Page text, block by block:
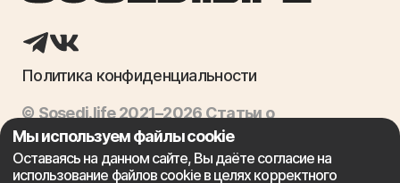
Политика конфиденциальности
© Sosedi.life 2021–2026 Статьи о
недвижимости, ипотека, продажа квартир
Сайт не является финансовой организацией и предоставляет
Мы используем файлы cookie
Оставаясь на данном сайте, Вы даёте согласие на
использование файлов cookie в целях корректного